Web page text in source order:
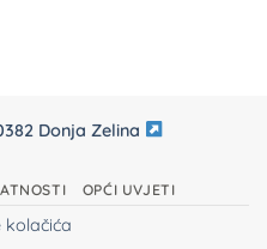
Donja Zelina
OPĆI UVJETI
kolačića